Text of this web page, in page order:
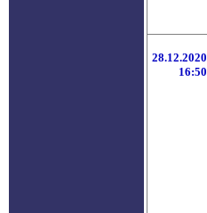
28.12.2020
16:50